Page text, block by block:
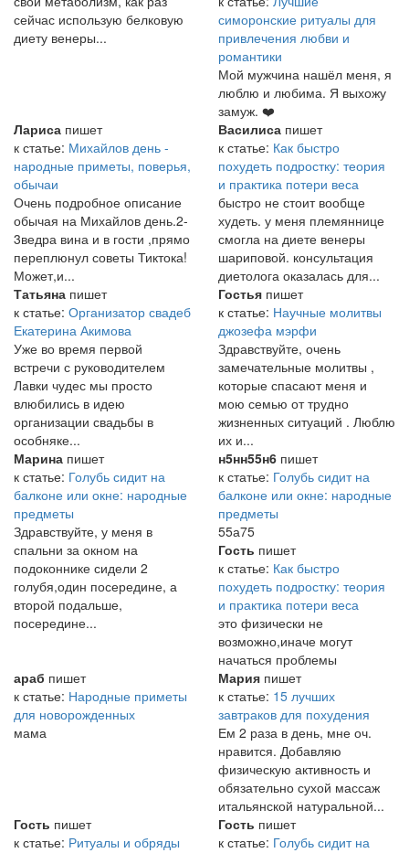
сейчас использую белковую
диету венеры...
симоронские ритуалы для
привлечения любви и
романтики
Мой мужчина нашёл меня, я
люблю и любима. Я выхожу
замуж. ❤️
Лариса пишет
к статье: Михайлов день -
народные приметы, поверья,
обычаи
Очень подробное описание
обычая на Михайлов день.2-
3ведра вина и в гости ,прямо
переплюнул советы Тиктока!
Может,и...
Василиса пишет
к статье: Как быстро
похудеть подростку: теория
и практика потери веса
быстро не стоит вообще
худеть. у меня племяннице
смогла на диете венеры
шариповой. консультация
диетолога оказалась для...
Татьяна пишет
к статье: Организатор свадеб
Екатерина Акимова
Уже во время первой
встречи с руководителем
Лавки чудес мы просто
влюбились в идею
организации свадьбы в
особняке...
Гостья пишет
к статье: Научные молитвы
джозефа мэрфи
Здравствуйте, очень
замечательные молитвы ,
которые спасают меня и
мою семью от трудно
жизненных ситуаций . Люблю
их и...
Марина пишет
к статье: Голубь сидит на
балконе или окне: народные
предметы
Здравствуйте, у меня в
спальни за окном на
подоконнике сидели 2
голубя,один посередине, а
второй подальше,
посередине...
н5нн55н6 пишет
к статье: Голубь сидит на
балконе или окне: народные
предметы
55а75
Гость пишет
к статье: Как быстро
похудеть подростку: теория
и практика потери веса
это физически не
возможно,иначе могут
начаться проблемы
араб пишет
к статье: Народные приметы
для новорожденных
мама
Мария пишет
к статье: 15 лучших
завтраков для похудения
Ем 2 раза в день, мне оч.
нравится. Добавляю
физическую активность и
обязательно сухой массаж
итальянской натуральной...
Гость пишет
к статье: Ритуалы и обряды
Гость пишет
к статье: Голубь сидит на